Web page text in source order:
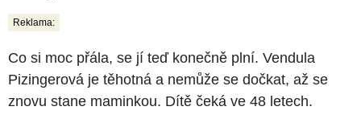
Reklama:
Co si moc přála, se jí teď konečně plní. Vendula
Pizingerová je těhotná a nemůže se dočkat, až se
znovu stane maminkou. Dítě čeká ve 48 letech.